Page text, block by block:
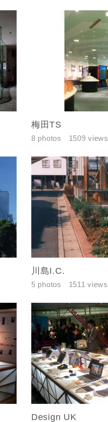
梅田TS
8 photos 1509 views
川島I.C.
5 photos 1511 views
Design UK
万円
ます。
すること、または当社サービ
債務不履行責任、不法行為責
します。
争等について一切責任を負わ
合があります。あらか